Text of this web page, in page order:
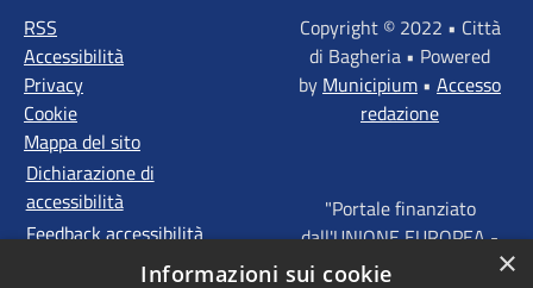
RSS
Accessibilità
Privacy
Cookie
Mappa del sito
Dichiarazione di
accessibilità
Feedback accessibilità
Copyright © 2022 • Città
di Bagheria • Powered
by Municipium • Accesso
redazione
"Portale finanziato
dall'UNIONE EUROPEA -
FONDI STRUTTURALI
×
Informazioni sui cookie